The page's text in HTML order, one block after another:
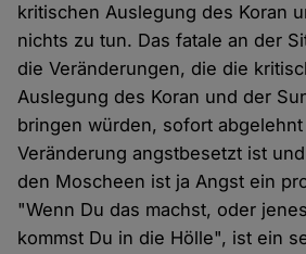
kritischen Auslegung des Koran
nichts zu tun. Das fatale an der
die Veränderungen, die die
Auslegung des Koran und der
bringen würden, sofort
Veränderung angstbesetzt ist
den Moscheen ist ja Angst ein
"Wenn Du das machst, oder
kommst Du in die Hölle", ist ein